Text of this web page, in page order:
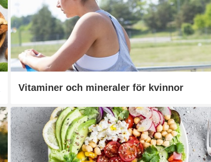
Vitaminer och mineraler för kvinnor